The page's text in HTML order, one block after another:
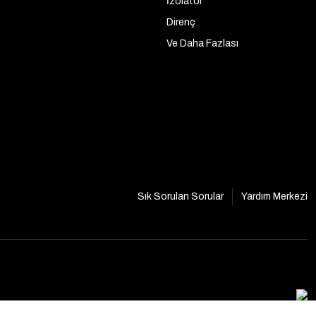
Direnç
Ve Daha Fazlası
Sık Sorulan Sorular
Yardım Merkezi